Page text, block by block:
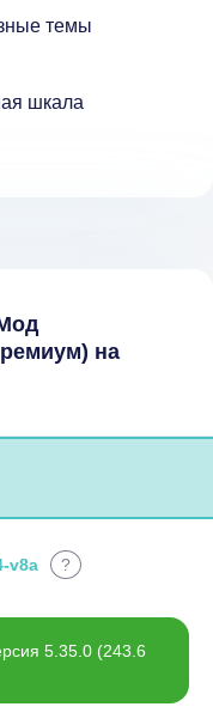
темы
шкала
на
v8a ?
5.35.0 (243.6